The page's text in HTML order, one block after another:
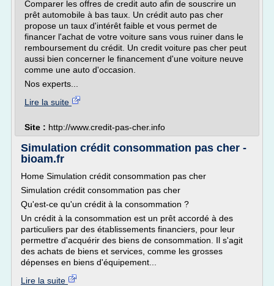
Comparer les offres de credit auto afin de souscrire un
prêt automobile à bas taux. Un crédit auto pas cher
propose un taux d'intérêt faible et vous permet de
financer l'achat de votre voiture sans vous ruiner dans le
remboursement du crédit. Un credit voiture pas cher peut
aussi bien concerner le financement d'une voiture neuve
comme une auto d'occasion.
Nos experts...
Lire la suite
Site : http://www.credit-pas-cher.info
Simulation crédit consommation pas cher -
bioam.fr
Home Simulation crédit consommation pas cher
Simulation crédit consommation pas cher
Qu'est-ce qu'un crédit à la consommation ?
Un crédit à la consommation est un prêt accordé à des
particuliers par des établissements financiers, pour leur
permettre d'acquérir des biens de consommation. Il s'agit
des achats de biens et services, comme les grosses
dépenses en biens d'équipement...
Lire la suite